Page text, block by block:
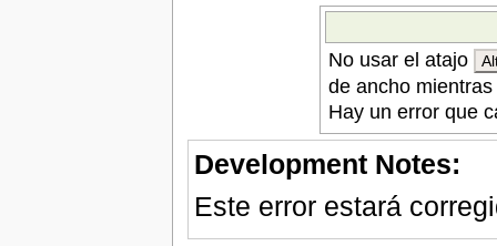
No usar el atajo
de ancho
Hay un error que
Development Notes:
Este error estará